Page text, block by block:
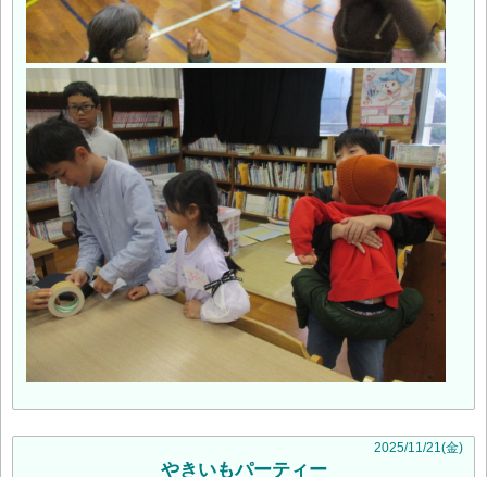
2025/11/21(金)
やきいもパーティー